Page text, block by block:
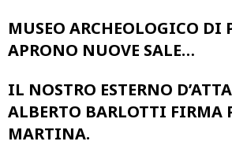
MUSEO ARCHEOLOGICO DI
APRONO NUOVE SALE…
IL NOSTRO ESTERNO
ALBERTO BARLOTTI FIRMA
MARTINA.